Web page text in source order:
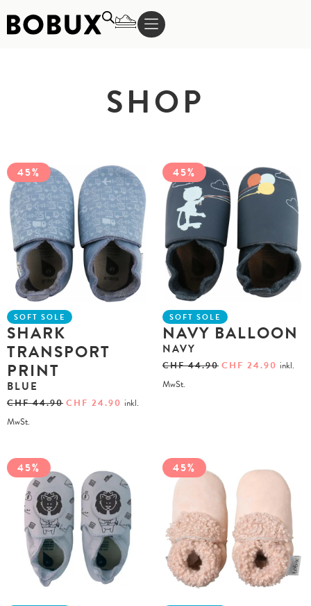
SHOP
45%
SOFT SOLE
SHARK
TRANSPORT
PRINT
BLUE
CHF44.90 CHF 24.90 inkl.
MwSt.
45%
SOFT SOLE
NAVY BALLOON
NAVY
CHF44.90 CHF 24.90 inkl.
MwSt.
45% 45%